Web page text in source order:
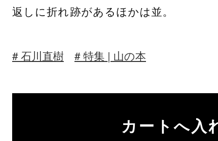
返しに折れ跡があるほかは並。
石川直樹 特集 | 山の本